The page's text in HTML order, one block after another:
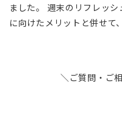
ました。 週末のリフレッ
に向けたメリットと併せて
＼ご質問・ご